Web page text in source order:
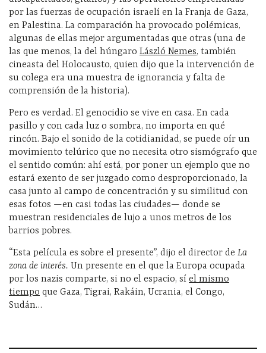
por las fuerzas de ocupación israelí en la Franja de Gaza,
en Palestina. La comparación ha provocado polémicas,
algunas de ellas mejor argumentadas que otras (una de
las que menos, la del húngaro László Nemes, también
cineasta del Holocausto, quien dijo que la intervención de
su colega era una muestra de ignorancia y falta de
comprensión de la historia).
Pero es verdad. El genocidio se vive en casa. En cada
pasillo y con cada luz o sombra, no importa en qué
rincón. Bajo el sonido de la cotidianidad, se puede oír un
movimiento telúrico que no necesita otro sismógrafo que
el sentido común: ahí está, por poner un ejemplo que no
estará exento de ser juzgado como desproporcionado, la
casa junto al campo de concentración y su similitud con
esas fotos —en casi todas las ciudades— donde se
muestran residenciales de lujo a unos metros de los
barrios pobres.
“Esta película es sobre el presente”, dijo el director de La
zona de interés. Un presente en el que la Europa ocupada
por los nazis comparte, si no el espacio, sí el mismo
tiempo que Gaza, Tigrai, Rakáin, Ucrania, el Congo,
Sudán…